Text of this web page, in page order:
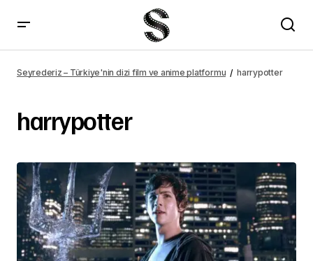
Seyrederiz – Türkiye'nin dizi film ve anime platformu harrypotter
harrypotter